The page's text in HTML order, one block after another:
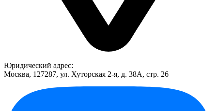
Юридический адрес:
Москва, 127287, ул. Хуторская 2-я, д. 38А, стр. 26